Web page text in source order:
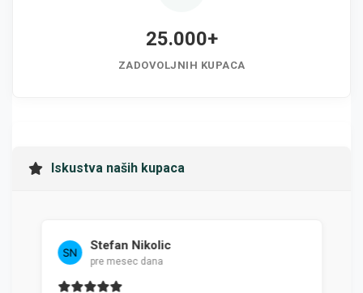
25.000+
ZADOVOLJNIH KUPACA
Iskustva naših kupaca
Stefan Nikolic
pre mesec dana